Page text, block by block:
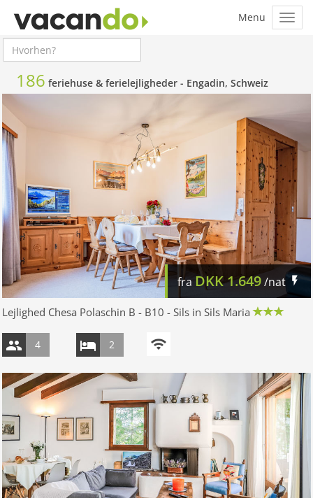
186 feriehuse & ferielejligheder - Engadin, Schweiz
fra DKK1.649/nat
Lejlighed Chesa Polaschin B - B10 - Sils in Sils Maria
4 2